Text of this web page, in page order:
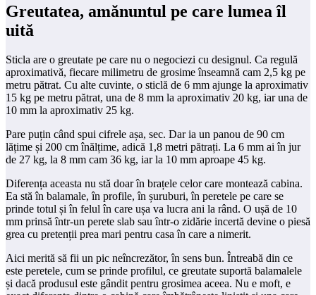
Greutatea, amănuntul pe care lumea îl
uită
Sticla are o greutate pe care nu o negociezi cu designul. Ca regulă
aproximativă, fiecare milimetru de grosime înseamnă cam 2,5 kg pe
metru pătrat. Cu alte cuvinte, o sticlă de 6 mm ajunge la aproximativ
15 kg pe metru pătrat, una de 8 mm la aproximativ 20 kg, iar una de
10 mm la aproximativ 25 kg.
Pare puțin când spui cifrele așa, sec. Dar ia un panou de 90 cm
lățime și 200 cm înălțime, adică 1,8 metri pătrați. La 6 mm ai în jur
de 27 kg, la 8 mm cam 36 kg, iar la 10 mm aproape 45 kg.
Diferența aceasta nu stă doar în brațele celor care montează cabina.
Ea stă în balamale, în profile, în șuruburi, în peretele pe care se
prinde totul și în felul în care ușa va lucra ani la rând. O ușă de 10
mm prinsă într-un perete slab sau într-o zidărie incertă devine o piesă
grea cu pretenții prea mari pentru casa în care a nimerit.
Aici merită să fii un pic neîncrezător, în sens bun. Întreabă din ce
este peretele, cum se prinde profilul, ce greutate suportă balamalele
și dacă produsul este gândit pentru grosimea aceea. Nu e moft, e